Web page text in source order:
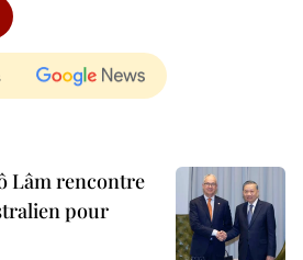
Lâm rencontre
pour